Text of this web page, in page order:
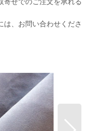
は、お問い合わせくださ